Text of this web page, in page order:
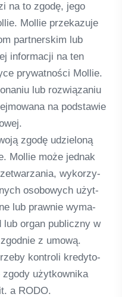
na to zgodę, jego
Mol­lie prze­ka­zuje
part­ner­s­kim lub
infor­macji na ten
pry­wat­ności Mol­lie.
lub roz­wią­za­niu
na pod­sta­wie
zgodę udzie­loną
Mol­lie może jed­nak
wykor­zy­
oso­bo­wych użyt­
lub praw­nie wyma­
lub organ publiczny w
z umową.
kon­troli kre­dy­to­
użyt­kow­nika
a RODO.